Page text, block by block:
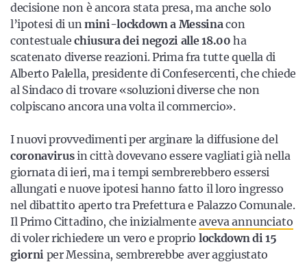
Resta sempre aggiornato con le ultime news, iscriviti alla
nostra newsletter
Iscriviti
decisione non è ancora stata presa, ma anche solo
l’ipotesi di unmini-lockdown a Messinacon
contestualechiusura dei negozi alle 18.00 ha
scatenato diverse reazioni. Prima fra tutte quella di
Alberto Palella, presidente di Confesercenti, che chiede
al Sindaco di trovare «soluzioni diverse che non
colpiscano ancora una volta il commercio».
I nuovi provvedimenti per arginare la diffusione del
coronavirusin città dovevano essere vagliati già nella
giornata di ieri, ma i tempi sembrerebbero essersi
allungati e nuove ipotesi hanno fatto il loro ingresso
nel dibattito aperto tra Prefettura e Palazzo Comunale.
Il Primo Cittadino, che inizialmenteaveva annunciato
di voler richiedere un vero e proprio lockdown di 15
giorni per Messina, sembrerebbe aver aggiustato